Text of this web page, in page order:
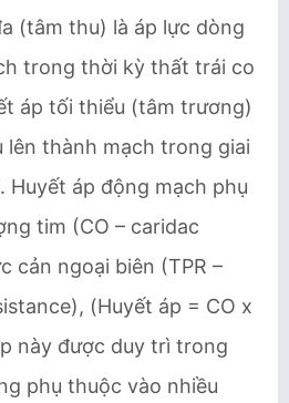
(tâm thu) là áp lực dòng
trong thời kỳ thất trái co
áp tối thiểu (tâm trương)
lên thành mạch trong giai
Huyết áp động mạch phụ
tim (CO – caridac
cản ngoại biên (TPR –
(Huyết áp = CO x
này được duy trì trong
phụ thuộc vào nhiều